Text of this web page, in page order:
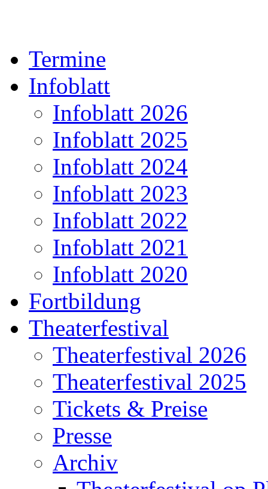
Termine
Infoblatt
Infoblatt 2026
Infoblatt 2025
Infoblatt 2024
Infoblatt 2023
Infoblatt 2022
Infoblatt 2021
Infoblatt 2020
Fortbildung
Theaterfestival
Theaterfestival 2026
Theaterfestival 2025
Tickets & Preise
Presse
Archiv